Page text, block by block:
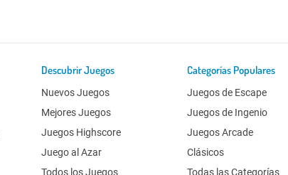
Descubrir Juegos
Nuevos Juegos
Mejores Juegos
Juegos Highscore
Juego al Azar
Todos los Juegos
Categorías Populares
Juegos de Escape
Juegos de Ingenio
Juegos Arcade
Clásicos
Todas las Categorías